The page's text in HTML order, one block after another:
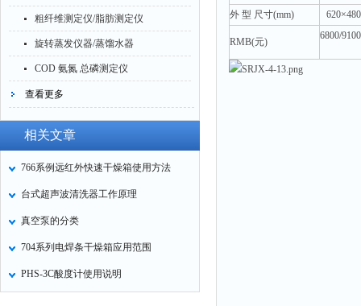
粗纤维测定仪/脂肪测定仪
旋转蒸发仪器/蒸馏水器
COD 氨氮 总磷测定仪
查看更多
相关文章
766系例远红外快速干燥箱使用方法
台式超声波清洗器工作原理
真空泵的分类
704系列电焊条干燥箱应用范围
PHS-3C酸度计使用说明
外 型 尺寸(mm) 620×480
RMB(元)
6800/